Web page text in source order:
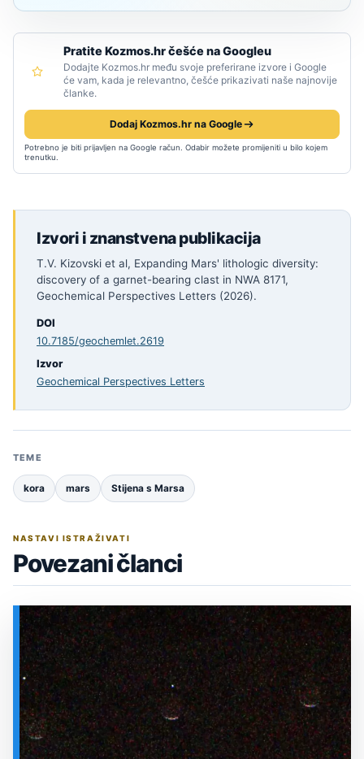
Pratite Kozmos.hr češće na Googleu
Dodajte Kozmos.hr među svoje preferirane izvore i Google
će vam, kada je relevantno, češće prikazivati naše najnovije
članke.
Dodaj Kozmos.hr na Google
Potrebno je biti prijavljen na Google račun. Odabir možete promijeniti u bilo kojem
trenutku.
Izvori i znanstvena publikacija
T.V. Kizovski et al, Expanding Mars' lithologic diversity:
discovery of a garnet-bearing clast in NWA 8171,
Geochemical Perspectives Letters (2026).
DOI
10.7185/geochemlet.2619
Izvor
Geochemical Perspectives Letters
TEME
kora mars Stijena s Marsa
NASTAVI ISTRAŽIVATI
Povezani članci